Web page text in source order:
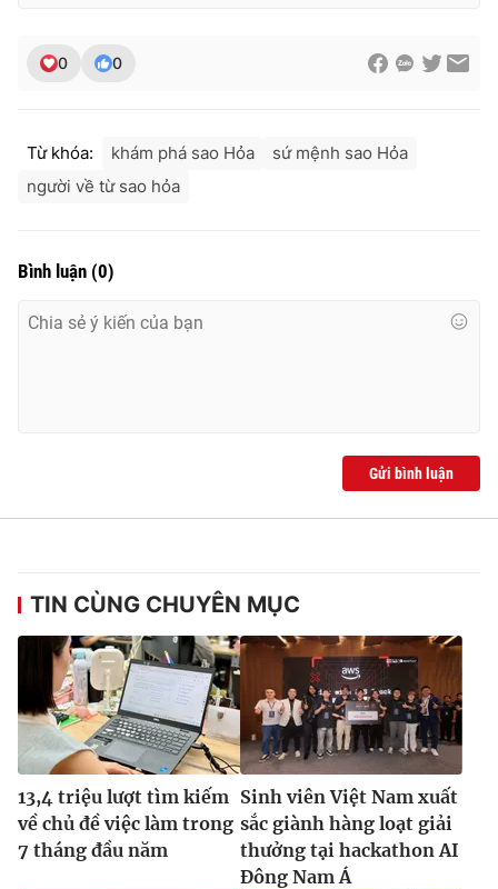
Liên hệ tòa soạn
THỜI BÁO VTV
Theo dõi báo trên
Phó Tổng Biên tập:Nguyễn Thị Mỹ Hạnh, Phạm Quốc Thắng,
Ðiện thoại Thời báo VTV:024.66 897 897
Email:toasoan@vtv.vn
Liên hệ quảng cáo:024-7300.7108
0 0
Từ khóa: khám phá sao Hỏa
sứ mệnh sao Hỏa
người về từ sao hỏa
Bình luận (0)
Gửi bình luận
TIN CÙNG CHUYÊN MỤC
13,4 triệu lượt tìm kiếm
về chủ đề việc làm trong
7 tháng đầu năm
Sinh viên Việt Nam xuất
sắc giành hàng loạt giải
thưởng tại hackathon AI
Đông Nam Á